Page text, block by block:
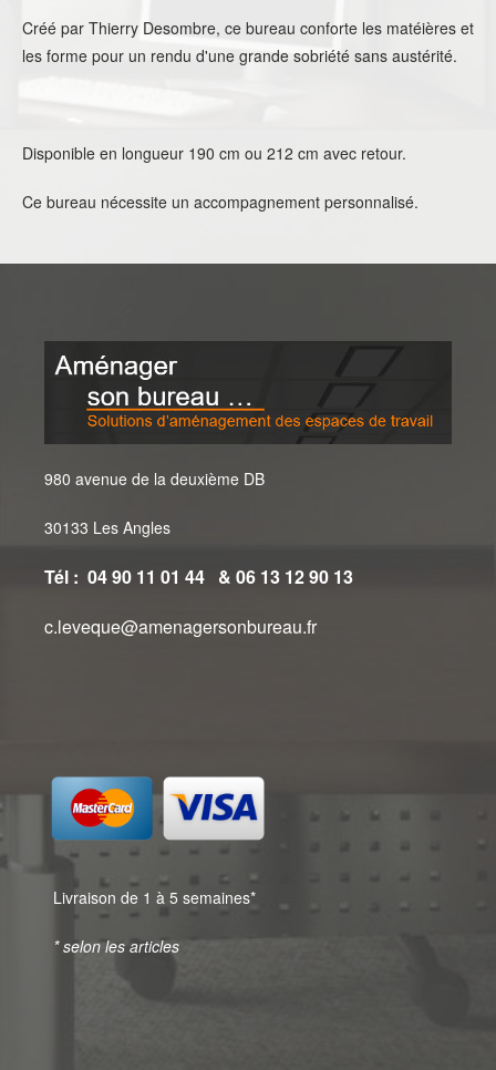
Créé par Thierry Desombre, ce bureau conforte les matéières et
les forme pour un rendu d'une grande sobriété sans austérité.
Disponible en longueur 190 cm ou 212 cm avec retour.
Ce bureau nécessite un accompagnement personnalisé.
980 avenue de la deuxième DB
30133 Les Angles
Tél : 04 90 11 01 44 & 06 13 12 90 13
c.leveque@amenagersonbureau.fr
Livraison de 1 à 5 semaines*
* selon les articles